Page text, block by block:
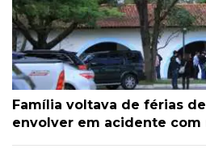
Família voltava de férias de
envolver em acidente com